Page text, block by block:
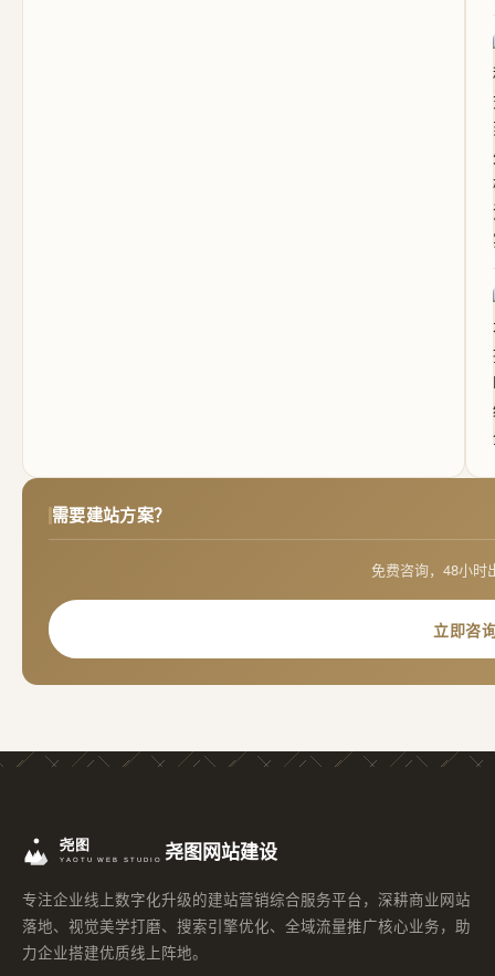
需要建站方案？
免费咨询，48小时
立即咨
尧图网站建设
专注企业线上数字化升级的建站营销综合服务平台，深耕商业网站
落地、视觉美学打磨、搜索引擎优化、全域流量推广核心业务，助
力企业搭建优质线上阵地。